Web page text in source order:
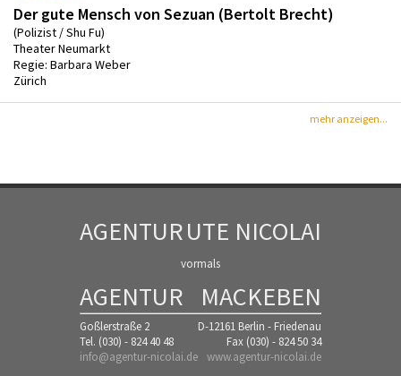
Der gute Mensch von Sezuan (Bertolt Brecht)
(Polizist / Shu Fu)
Theater Neumarkt
Regie: Barbara Weber
Zürich
mehr anzeigen...
AGENTURUTE NICOLAI
vormals
AGENTUR MACKEBEN
Goßlerstraße 2
D-12161 Berlin - Friedenau
Tel. (030) - 824 40 48
Fax (030) - 824 50 34
info@agentur-nicolai.de www.agentur-nicolai.de